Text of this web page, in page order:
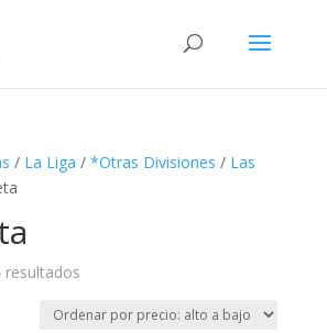
/ La Liga / *Otras Divisiones / Las
Ordenado
precio: